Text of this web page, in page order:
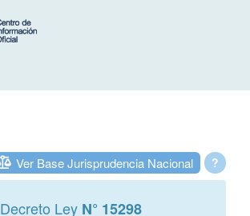
?
Ver Base Jurisprudencia Nacional
Decreto Ley N° 15298